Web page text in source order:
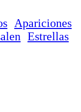
Apariciones
Estrellas